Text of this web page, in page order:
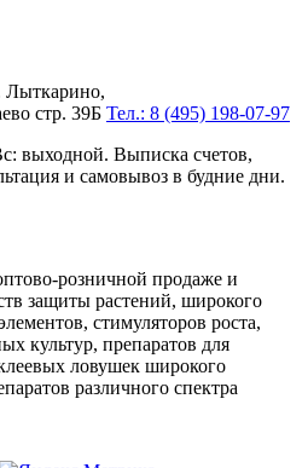
Лыткарино,
стр. 39Б Тел.: 8 (495) 198-07-97
выходной. Выписка счетов,
и самовывоз в будние дни.
розничной продаже и
защиты растений, широкого
стимуляторов роста,
культур, препаратов для
ловушек широкого
различного спектра